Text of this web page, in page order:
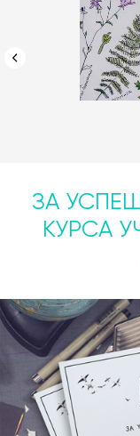
ЗА
КУРСА